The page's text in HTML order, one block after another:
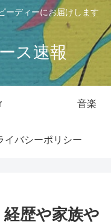
ーディーにお届けします
ス速報
音楽
イバシーポリシー
歴や家族や